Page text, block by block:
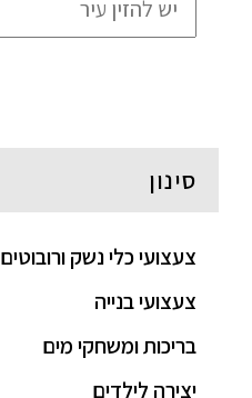
סינון
צעצועי כלי נשק ורובוטים
צעצועי בנייה
בריכות ומשחקי מים
יצירה לילדים